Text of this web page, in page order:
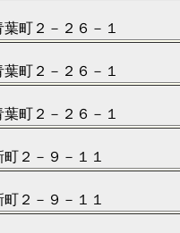
町２－２６－１
町２－２６－１
町２－２６－１
２－９－１１
２－９－１１